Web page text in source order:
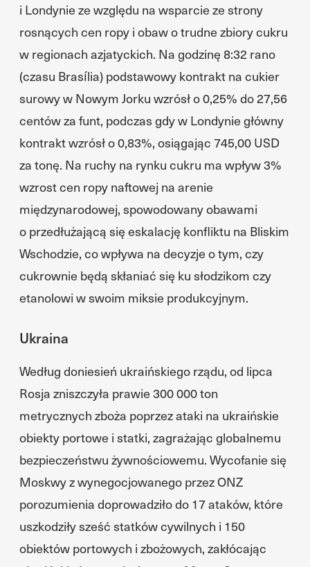
i Londynie ze względu na wsparcie ze strony
rosnących cen ropy i obaw o trudne zbiory cukru
w regionach azjatyckich. Na godzinę 8:32 rano
(czasu Brasília) podstawowy kontrakt na cukier
surowy w Nowym Jorku wzrósł o 0,25% do 27,56
centów za funt, podczas gdy w Londynie główny
kontrakt wzrósł o 0,83%, osiągając 745,00 USD
za tonę. Na ruchy na rynku cukru ma wpływ 3%
wzrost cen ropy naftowej na arenie
międzynarodowej, spowodowany obawami
o przedłużającą się eskalację konfliktu na Bliskim
Wschodzie, co wpływa na decyzje o tym, czy
cukrownie będą skłaniać się ku słodzikom czy
etanolowi w swoim miksie produkcyjnym.
Ukraina
Według doniesień ukraińskiego rządu, od lipca
Rosja zniszczyła prawie 300 000 ton
metrycznych zboża poprzez ataki na ukraińskie
obiekty portowe i statki, zagrażając globalnemu
bezpieczeństwu żywnościowemu. Wycofanie się
Moskwy z wynegocjowanego przez ONZ
porozumienia doprowadziło do 17 ataków, które
uszkodziły sześć statków cywilnych i 150
obiektów portowych i zbożowych, zakłócając